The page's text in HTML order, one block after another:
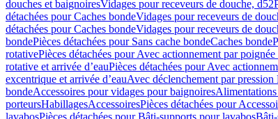
douches et baignoiresVidages pour receveurs de douche, d52
détachées pour Caches bondeVidages pour receveurs de
détachées pour Caches bondeVidages pour receveurs de
bondePièces détachées pour Sans cache bondeCaches bonde
rotativePièces détachées pour Avec actionnement par
rotative et arrivée d’eauPièces détachées pour Avec
excentrique et arrivée d’eauAvec déclenchement par pression
bondeAccessoires pour vidages pour baignoiresAlimentations
porteursHabillagesAccessoiresPièces détachées pour
lavabosPièces détachées pour Bâti-supports pour lavabos